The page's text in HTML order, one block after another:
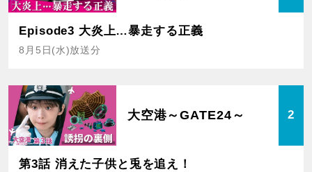
Episode3 大炎上…暴走する正義
8月5日(水)放送分
大空港～GATE24～ 2
第3話 消えた子供と兎を追え！